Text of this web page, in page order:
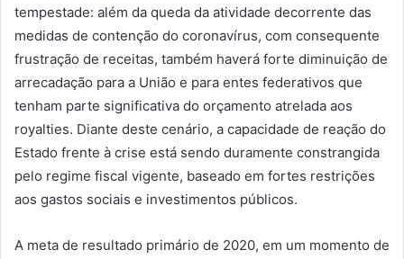
tempestade: além da queda da atividade decorrente das
medidas de contenção do coronavírus, com consequente
frustração de receitas, também haverá forte diminuição de
arrecadação para a União e para entes federativos que
tenham parte significativa do orçamento atrelada aos
royalties. Diante deste cenário, a capacidade de reação do
Estado frente à crise está sendo duramente constrangida
pelo regime fiscal vigente, baseado em fortes restrições
aos gastos sociais e investimentos públicos.
A meta de resultado primário de 2020, em um momento de